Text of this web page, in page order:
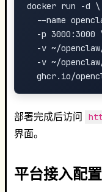
docker run -d \
--name
-p 3000:3000
-v ~/
-v ~/
部署完成后访问
界面。
平台接入配置